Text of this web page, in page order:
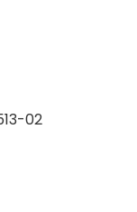
02